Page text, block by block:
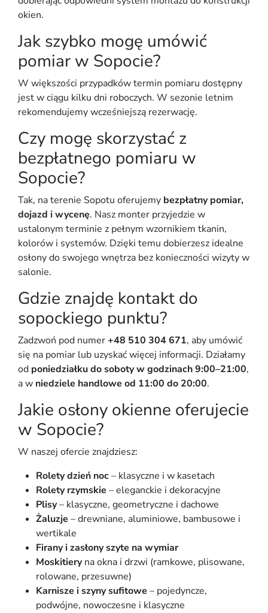
okien.
Jak szybko mogę umówić
pomiar w Sopocie?
W większości przypadków termin pomiaru dostępny
jest w ciągu kilku dni roboczych. W sezonie letnim
rekomendujemy wcześniejszą rezerwację.
Czy mogę skorzystać z
bezpłatnego pomiaru w
Sopocie?
Tak, na terenie Sopotu oferujemy bezpłatny pomiar,
dojazd i wycenę. Nasz monter przyjedzie w
ustalonym terminie z pełnym wzornikiem tkanin,
kolorów i systemów. Dzięki temu dobierzesz idealne
osłony do swojego wnętrza bez konieczności wizyty w
salonie.
Gdzie znajdę kontakt do
sopockiego punktu?
Zadzwoń pod numer+48 510 304 671, aby umówić
się na pomiar lub uzyskać więcej informacji. Działamy
od poniedziałku do soboty w godzinach 9:00–21:00,
a w niedziele handlowe od 11:00 do 20:00.
Jakie osłony okienne oferujecie
w Sopocie?
W naszej ofercie znajdziesz:
Rolety dzień noc– klasyczne i w kasetach
Rolety rzymskie – eleganckie i dekoracyjne
Plisy– klasyczne, geometryczne i dachowe
Żaluzje – drewniane, aluminiowe, bambusowe i
wertikale
Firany i zasłony szyte na wymiar
Moskitieryna okna i drzwi (ramkowe, plisowane,
rolowane, przesuwne)
Karnisze i szyny sufitowe – pojedyncze,
podwójne, nowoczesne i klasyczne